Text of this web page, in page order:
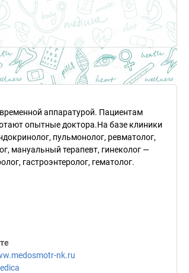
аппаратурой. Пациентам
опытные доктора.На базе клиники
пульмонолог, ревматолог,
мануальный терапевт, гинеколог —
гастроэнтеролог, гематолог.
nk.ru